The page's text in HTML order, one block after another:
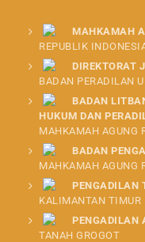
MAHKAMAH
REPUBLIK
DIREKTORAT
BADAN PERADILAN
BADAN
HUKUM DAN
MAHKAMAH AGUNG
BADAN
MAHKAMAH AGUNG
PENGADILAN
KALIMANTAN TIMUR
PENGADILAN
TANAH GROGOT